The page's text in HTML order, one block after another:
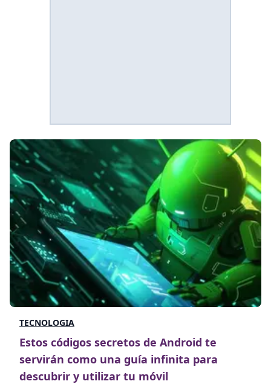
TECNOLOGIA
Estos códigos secretos de Android te
servirán como una guía infinita para
descubrir y utilizar tu móvil